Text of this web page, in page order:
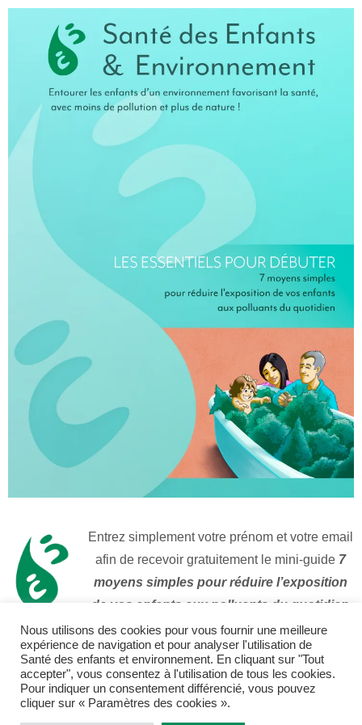
Entrez simplement votre prénom et votre email
afin de recevoir gratuitement le mini-guide 7
moyens simples pour réduire l’exposition
de vos enfants aux polluants du quotidien
Moi aussi je déteste les spams. Votre adresse email ne sera
donc jamais revendue. En vous inscrivant ici, vous acceptez
Nous utilisons des cookies pour vous fournir une meilleure
expérience de navigation et pour analyser l'utilisation de
Santé des enfants et environnement. En cliquant sur "Tout
accepter", vous consentez à l'utilisation de tous les cookies.
Pour indiquer un consentement différencié, vous pouvez
cliquer sur « Paramètres des cookies ».